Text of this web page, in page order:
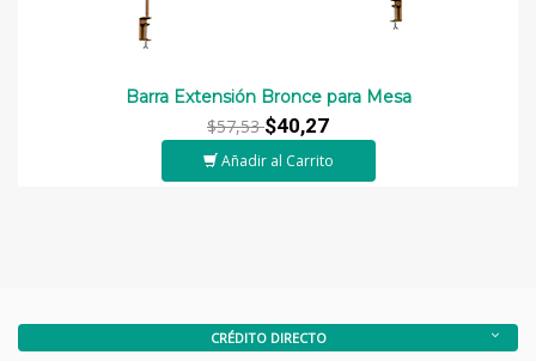
Barra Extensión Bronce para Mesa
$57,53$40,27
Añadir al Carrito
CRÉDITO DIRECTO